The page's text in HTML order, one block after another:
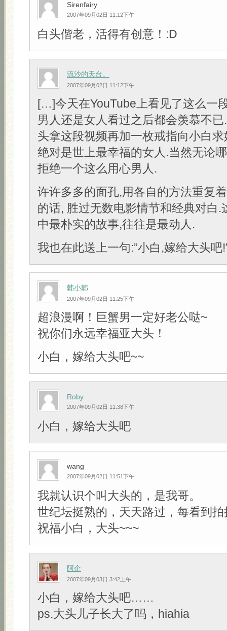
Sirenfairy
2007年09月02日 11:12下午
白头偕老，活得有创意！:D
流沙的天台。
2007年09月02日 11:12下午
[…]今天在YouTube上看见了这么一
男人还是女人看过之后都会羡慕不
头拿这段视频再加一枚戒指向小白
绝对是世上最幸福的女人.当然无论
拒绝一个这么用心男人.
许许多多的面孔,用各自的方法重复
的话, 胜过无数电影情节和经典对白.
中最朴实的故事,往往是最动人.
我也在此送上一句:”小白,嫁给大头
韩小韩
2007年09月02日 11:25下午
超浪漫啊！巨蟹男一定好老公哒~
祝你们永远幸福亚大头！
小白，嫁给大头吧~~
Roby
2007年09月02日 11:38下午
小白，嫁给大头吧
wang
2007年09月02日 11:51下午
我就认识个叫大头的，是我哥。
世纪坛挺熟的，天天路过，每看到
祝福小白，大头~~~
阿企
2007年09月03日 3:42上午
小白，嫁给大头吧……
ps.大头儿子长大了吗，hiahia